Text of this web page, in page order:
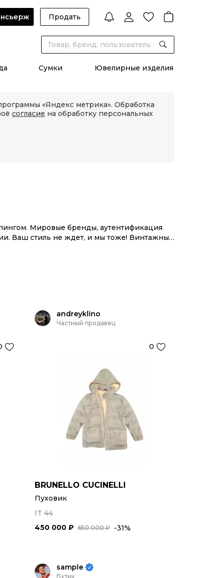
Продать
Сумки Ювелирные изделия
«Яндекс метрика». Обработка
согласие на обработку персональных
Мировые бренды, аутентификация
Ваш стиль не ждет, и мы тоже! Винтажные
OSKELLY с целой экосистемой
andreyklino
Частный продавец
0
BRUNELLO CUCINELLI
Пуховик
IT 44
650 000 ₽
450 000 ₽ -31%
sample
Бутик